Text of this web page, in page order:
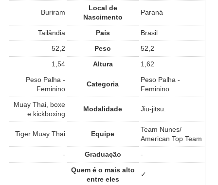
Buriram
Local de
Nascimento
Paraná
Tailândia País
Brasil
52,2
Peso
52,2
1,54
Altura
1,62
Peso Palha -
Feminino
Categoria
Peso Palha -
Feminino
Muay Thai, boxe
e kickboxing
Modalidade Jiu-jitsu.
Tiger Muay Thai Equipe
Team Nunes/
American Top Team
-
Graduação
-
Quem é o mais alto
entre eles
✓